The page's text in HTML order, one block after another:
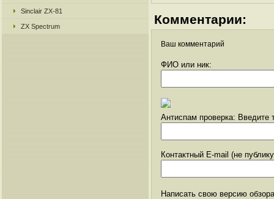
Sinclair ZX-81
ZX Spectrum Комментарии:
Ваш комментарий
ФИО или ник:
Антиспам проверка: Введите
Контактный E-mail (не
Написать свою версию